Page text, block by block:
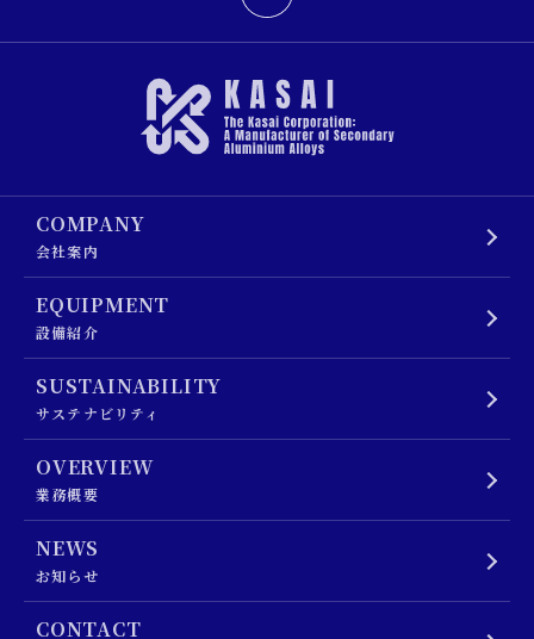
COMPANY
会社案内
EQUIPMENT
設備紹介
SUSTAINABILITY
サステナビリティ
OVERVIEW
業務概要
NEWS
お知らせ
CONTACT